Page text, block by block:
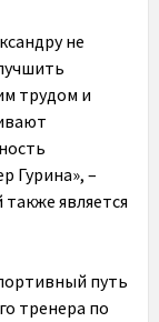
не
трудом и
Гурина», –
является
путь
тренера по